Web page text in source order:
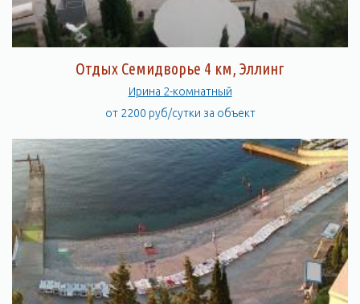
Отдых Семидворье 4 км, Эллинг
Ирина 2-комнатный
от 2200 руб/сутки за объект